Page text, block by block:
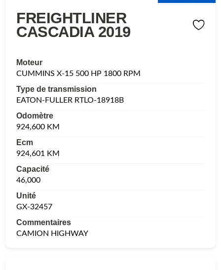
FREIGHTLINER
CASCADIA 2019
Moteur
CUMMINS X-15 500 HP 1800 RPM
Type de transmission
EATON-FULLER RTLO-18918B
Odomètre
924,600 KM
Ecm
924,601 KM
Capacité
46,000
Unité
GX-32457
Commentaires
CAMION HIGHWAY